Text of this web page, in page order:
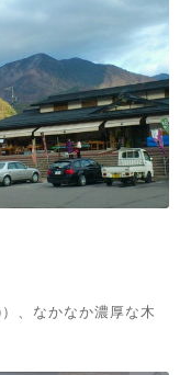
、なかなか濃厚な木